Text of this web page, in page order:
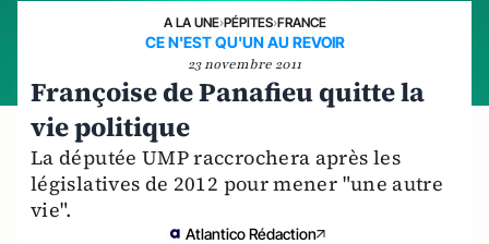
A LA UNE›PÉPITES›FRANCE
CE N'EST QU'UN AU REVOIR
23 novembre 2011
Françoise de Panafieu quitte la
vie politique
La députée UMP raccrochera après les
législatives de 2012 pour mener "une autre
vie".
Atlantico Rédaction